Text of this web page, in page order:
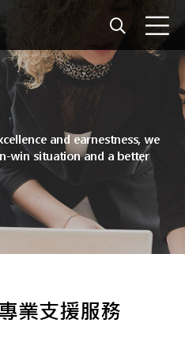
and earnestness, we
win situation and a better
業支援服務